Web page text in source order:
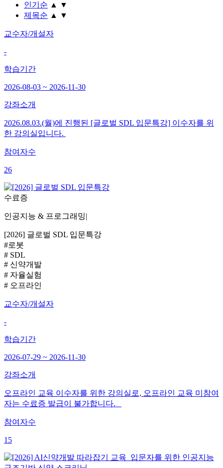
인기순 ▲
▼
제목순 ▲ ▼
교수자/개설자
-
학습기간
2026-08-03 ~ 2026-11-30
강좌소개
2026.08.03.(월)에 진행된 [글로벌 SDL 입문특강] 이수자를 위
한 강의실입니다.
참여자수
26
수료증
인공지능 & 프로그래밍|
[2026] 글로벌 SDL 입문특강
#로봇
# SDL
# 신약개발
# 자율실험
# 오프라인
교수자/개설자
-
학습기간
2026-07-29 ~ 2026-11-30
강좌소개
오프라인 교육 이수자를 위한 강의실로, 오프라인 교육 미참여
자는 수료증 발급이 불가합니다.
참여자수
15